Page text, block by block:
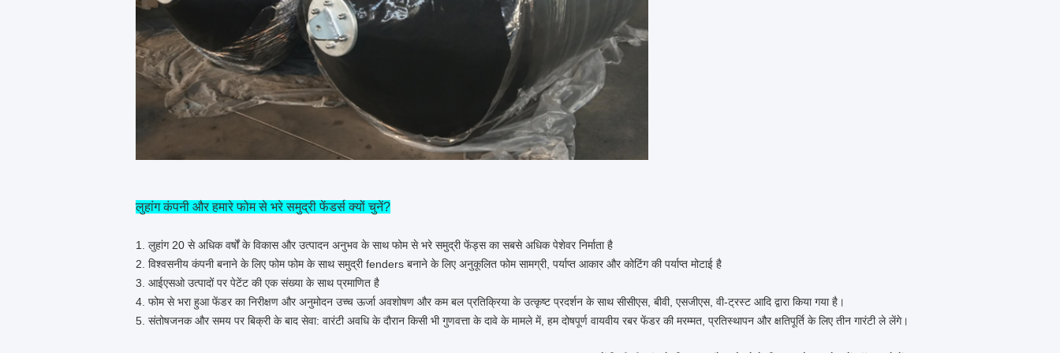
लुहांग कंपनी और हमारे फोम से भरे समुद्री फेंडर्स क्यों चुनें?
1. लुहांग 20 से अधिक वर्षों के विकास और उत्पादन अनुभव के साथ फोम से भरे समुद्री फेंड्स का सबसे अधिक पेशेवर निर्माता है
2. विश्वसनीय कंपनी बनाने के लिए फोम फोम के साथ समुद्री fenders बनाने के लिए अनुकूलित फोम सामग्री, पर्याप्त आकार और कोटिंग की पर्याप्त मोटाई है
3. आईएसओ उत्पादों पर पेटेंट की एक संख्या के साथ प्रमाणित है
4. फोम से भरा हुआ फेंडर का निरीक्षण और अनुमोदन उच्च ऊर्जा अवशोषण और कम बल प्रतिक्रिया के उत्कृष्ट प्रदर्शन के साथ सीसीएस, बीवी, एसजीएस, वी-ट्रस्ट आदि द्वारा किया गया है।
5. संतोषजनक और समय पर बिक्री के बाद सेवा: वारंटी अवधि के दौरान किसी भी गुणवत्ता के दावे के मामले में, हम दोषपूर्ण वायवीय रबर फेंडर की मरम्मत, प्रतिस्थापन और क्षतिपूर्ति के लिए तीन गारंटी ले लेंगे।